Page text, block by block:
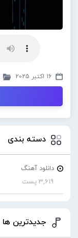
16 اکتبر 2025
دسته بندی
دانلود آهنگ
3,619 پست
جدیدترین ها